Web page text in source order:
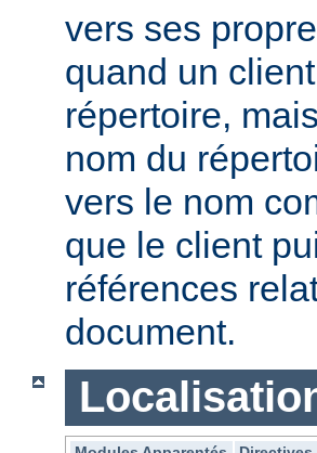
vers ses
quand un
répertoire,
nom du
vers le nom
que le client
références
document.